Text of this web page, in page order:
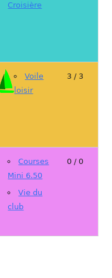
Croisière
Voile
loisir
3 / 3
Courses
Mini 6.50
Vie du
club
0 / 0